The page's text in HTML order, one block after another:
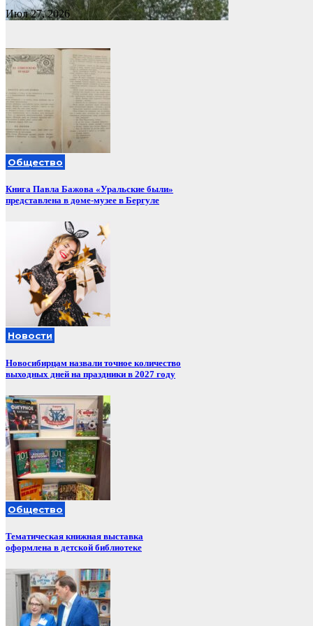
Июл 27, 2026
Общество
Книга Павла Бажова «Уральские были»
представлена в доме-музее в Бергуле
Новости
Новосибирцам назвали точное количество
выходных дней на праздники в 2027 году
Общество
Тематическая книжная выставка
оформлена в детской библиотеке